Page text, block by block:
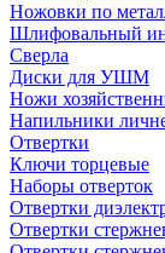
Ножовки по
Шлифовальный
Сверла
Диски для УШМ
Ножи
Напильники
Отвертки
Ключи торцевые
Наборы отверток
Отвертки
Отвертки